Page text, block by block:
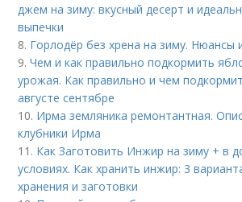
джем на зиму: вкусный десерт и
выпечки
8. Горлодёр без хрена на зиму. Нюансы
9.Чем и как правильно подкормить
урожая. Как правильно и чем
августе сентябре
10. Ирма земляника ремонтантная.
клубники Ирма
11. Как Заготовить Инжир на зиму + в
условиях. Как хранить инжир: 3
хранения и заготовки